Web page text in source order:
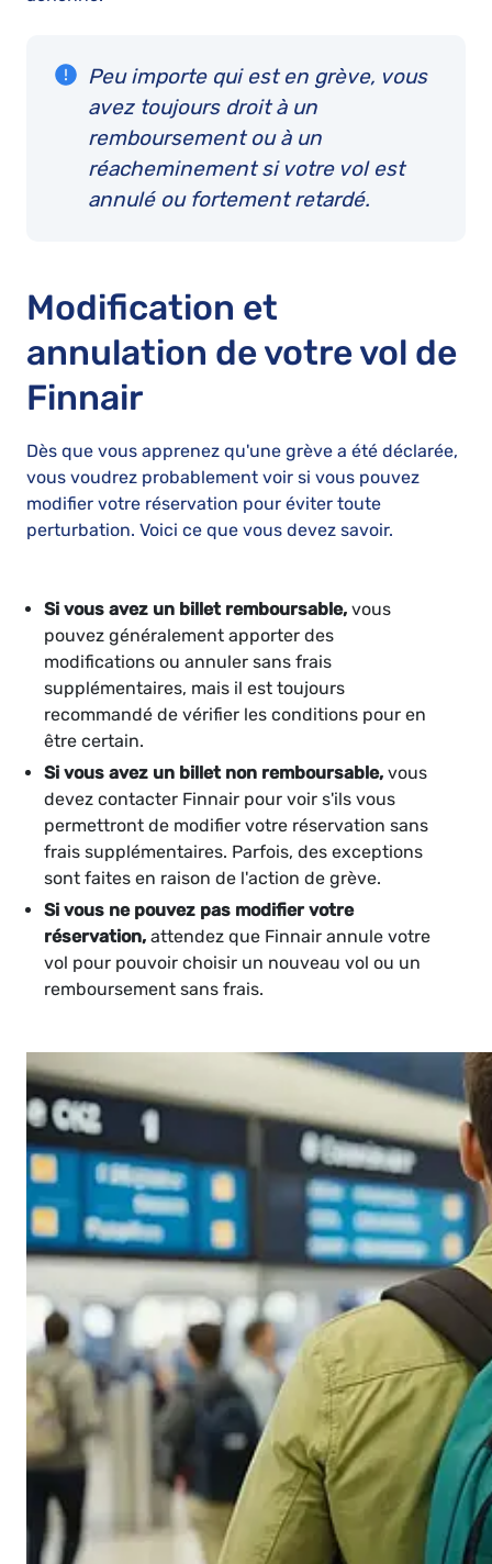
Peu importe qui est en grève, vous
avez toujours droit à un
remboursement ou à un
réacheminement si votre vol est
annulé ou fortement retardé.
Modification et
annulation de votre vol de
Finnair
Dès que vous apprenez qu'une grève a été déclarée,
vous voudrez probablement voir si vous pouvez
modifier votre réservation pour éviter toute
perturbation. Voici ce que vous devez savoir.
Si vous avez un billet remboursable, vous
pouvez généralement apporter des
modifications ou annuler sans frais
supplémentaires, mais il est toujours
recommandé de vérifier les conditions pour en
être certain.
Si vous avez un billet non remboursable, vous
devez contacter Finnair pour voir s'ils vous
permettront de modifier votre réservation sans
frais supplémentaires. Parfois, des exceptions
sont faites en raison de l'action de grève.
Si vous ne pouvez pas modifier votre
réservation, attendez que Finnair annule votre
vol pour pouvoir choisir un nouveau vol ou un
remboursement sans frais.